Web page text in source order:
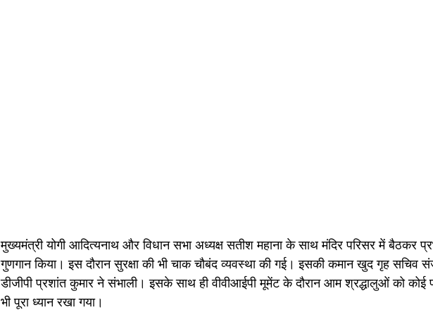
मुख्यमंत्री योगी आदित्यनाथ और विधान सभा अध्यक्ष सतीश महाना के साथ मंदिर परिसर में बैठकर
गुणगान किया। इस दौरान सुरक्षा की भी चाक चौबंद व्यवस्था की गई। इसकी कमान खुद गृह
डीजीपी प्रशांत कुमार ने संभाली। इसके साथ ही वीवीआईपी मूमेंट के दौरान आम श्रद्धालुओं को कोई
भी पूरा ध्यान रखा गया।